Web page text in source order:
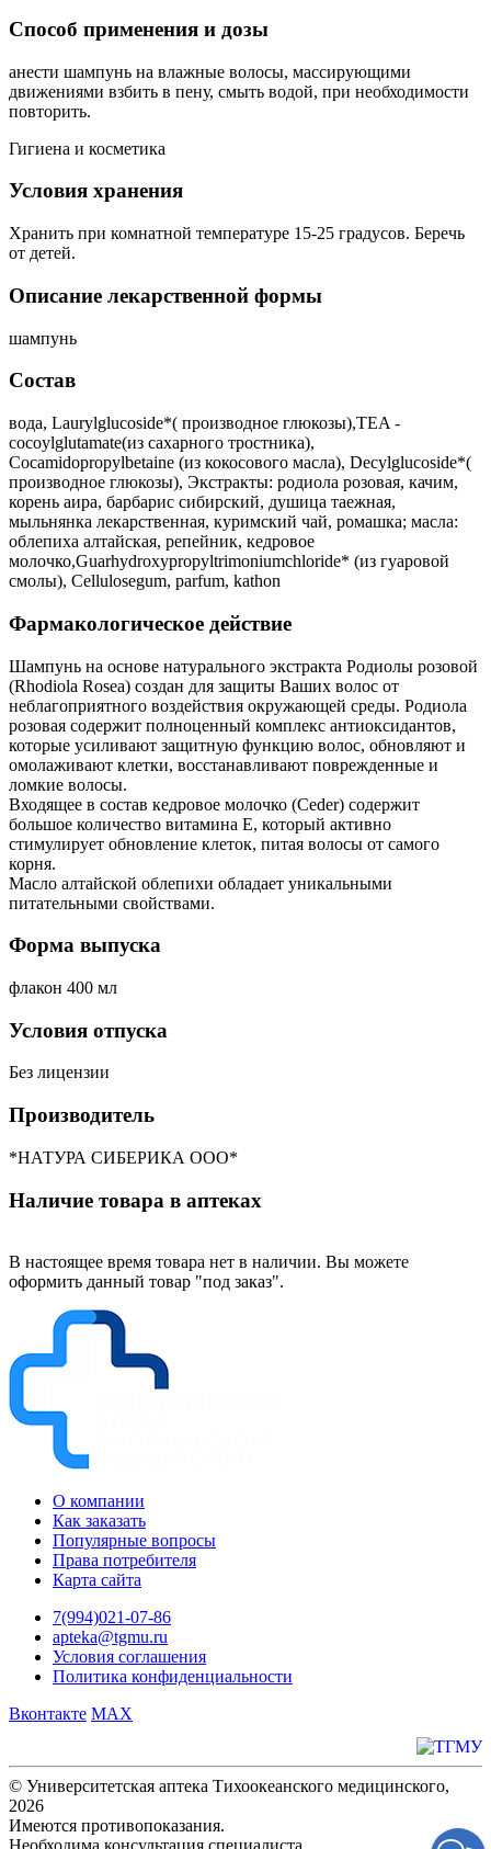
Способ применения и дозы
анести шампунь на влажные волосы, массирующими
движениями взбить в пену, смыть водой, при необходимости
повторить.
Гигиена и косметика
Условия хранения
Хранить при комнатной температуре 15-25 градусов. Беречь
от детей.
Описание лекарственной формы
шампунь
Состав
вода, Laurylglucoside*( производное глюкозы),TEA -
cocoylglutamate(из сахарного тростника),
Cocamidopropylbetaine (из кокосового масла), Decylglucoside*(
производное глюкозы), Экстракты: родиола розовая, качим,
корень аира, барбарис сибирский, душица таежная,
мыльнянка лекарственная, куримский чай, ромашка; масла:
облепиха алтайская, репейник, кедровое
молочко,Guarhydroxypropyltrimoniumchloride* (из гуаровой
смолы), Cellulosegum, parfum, kathon
Фармакологическое действие
Шампунь на основе натурального экстракта Родиолы розовой
(Rhodiola Rosea) создан для защиты Ваших волос от
неблагоприятного воздействия окружающей среды. Родиола
розовая содержит полноценный комплекс антиоксидантов,
которые усиливают защитную функцию волос, обновляют и
омолаживают клетки, восстанавливают поврежденные и
ломкие волосы.
Входящее в состав кедровое молочко (Ceder) содержит
большое количество витамина Е, который активно
стимулирует обновление клеток, питая волосы от самого
корня.
Масло алтайской облепихи обладает уникальными
питательными свойствами.
Форма выпуска
флакон 400 мл
Условия отпуска
Без лицензии
Производитель
*НАТУРА СИБЕРИКА ООО*
Наличие товара в аптеках
В настоящее время товара нет в наличии. Вы можете
оформить данный товар "под заказ".
О компании
Как заказать
Популярные вопросы
Права потребителя
Карта сайта
7(994)021-07-86
apteka@tgmu.ru
Условия соглашения
Политика конфиденциальности
Вконтакте MAX
© Университетская аптека Тихоокеанского медицинского,
2026
Имеются противопоказания.